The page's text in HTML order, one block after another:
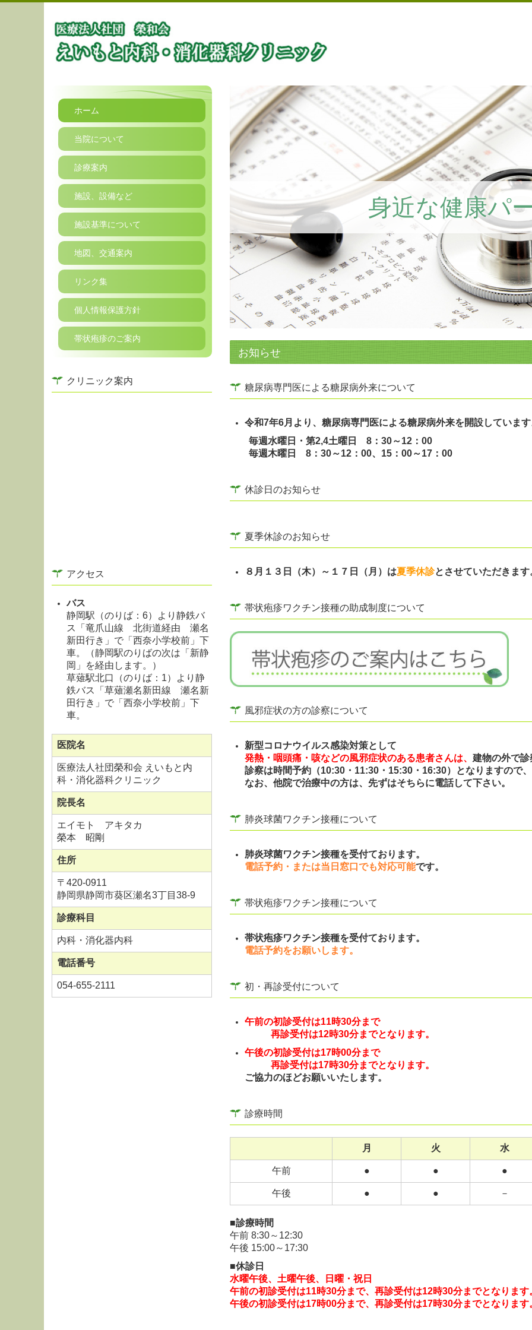
ホーム
当院について
診療案内
施設、設備など
施設基準について
地図、交通案内
リンク集
個人情報保護方針
帯状疱疹のご案内
クリニック案内
アクセス
バス
静岡駅（のりば：6）より静鉄バ
ス「竜爪山線 北街道経由 瀬名
新田行き」で「西奈小学校前」下
車。（静岡駅のりばの次は「新静
岡」を経由します。）
草薙駅北口（のりば：1）より静
鉄バス「草薙瀬名新田線 瀬名新
田行き」で「西奈小学校前」下
車。
医院名
医療法人社団榮和会 えいもと内
科・消化器科クリニック
院長名
エイモト アキタカ
榮本 昭剛
住所
〒 420-0911
静岡県静岡市葵区瀬名3丁目38-9
診療科目
内科・消化器内科
電話番号
054-655-2111
身近な健康パ
お知らせ
糖尿病専門医による糖尿病外来について
令和7年6月より、糖尿病専門医による糖尿病外来を開設していま
毎週水曜日・ 第2,4土曜日
8：30～12：00
毎週木曜日 8：30～12：00、15：00～17：00
休診日のお知らせ
夏季休診のお知らせ
８月１３日（木）～１７日（月） は夏季休診とさせていただきます
帯状疱疹ワクチン接種の助成制度について
風邪症状の方の診察について
新型コロナウイルス感染対策として
発熱・咽頭痛・咳などの風邪症状のある患者さんは、 建物の外で
診察は時間予約（10:30・11:30・15:30・16:30）となりますので
なお、他院で治療中の方は、先ずはそちらに電話して下さい。
肺炎球菌ワクチン接種について
肺炎球菌ワクチン接種を受付ております。
電話予約・または当日窓口でも対応可能です。
帯状疱疹ワクチン接種について
帯状疱疹ワクチン接種を受付ております。
電話予約をお願いします。
初・再診受付について
午前の初診受付は11時30分まで
再診受付は12時30分までとなります。
午後の初診受付は17時00分まで
再診受付は17時30分までとなります。
ご協力のほどお願いいたします。
診療時間
月 火 水
午前 ● ● ●
午後 ● ● －
■診療時間
午前 8:30～12:30
午後 15:00～17:30
■休診日
水曜午後、土曜午後、日曜・祝日
午前の初診受付は11時30分まで、 再診受付は12時30分までとなります
午後の初診受付は17時00分まで、 再診受付は17時30分までとなります